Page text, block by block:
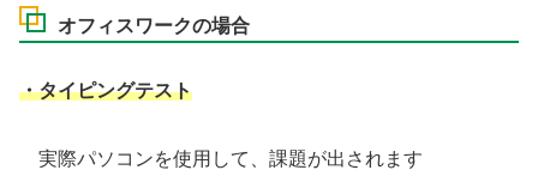
オフィスワークの場合
・タイピングテスト
実際パソコンを使用して、課題が出されます